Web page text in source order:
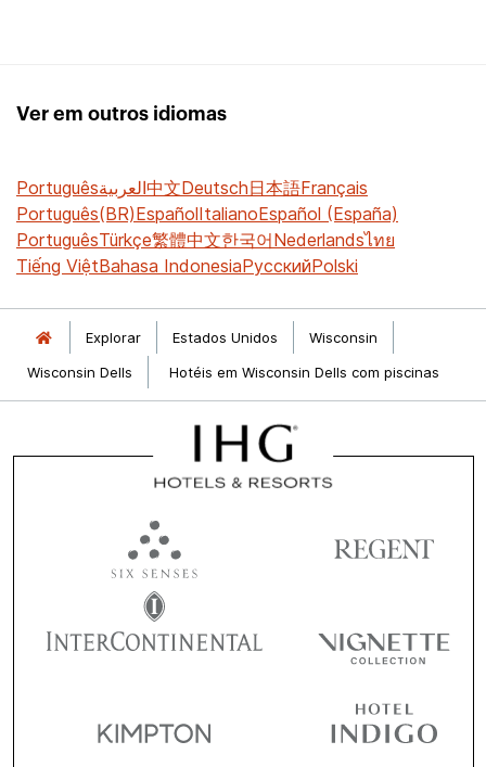
Ver em outros idiomas
Portuguêsالعربية中文Deutsch日本語Français
Português(BR)EspañolItalianoEspañol (España)
PortuguêsTürkçe繁體中文한국어Nederlandsไทย
Tiếng ViệtBahasa IndonesiaРусскийPolski
Explorar Estados Unidos
Wisconsin
Wisconsin Dells
Hotéis em Wisconsin Dells com piscinas